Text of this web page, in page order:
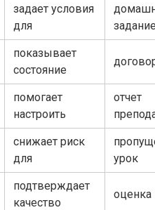
задает условия
для
задание
показывает
состояние
помогает
настроить
отчет
снижает риск
для
урок
подтверждает
качество
оценка